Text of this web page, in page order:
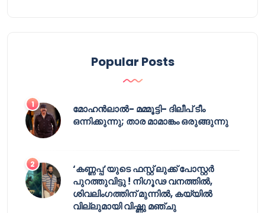
Popular Posts
മോഹൻലാൽ- മമ്മൂട്ടി- ദിലീപ് ടീം
ഒന്നിക്കുന്നു; താര മാമാങ്കം ഒരുങ്ങുന്നു
‘കണ്ണപ്പ’യുടെ ഫസ്റ്റ് ലുക്ക് പോസ്റ്റർ
പുറത്തുവിട്ടു ! നിഗൂഢ വനത്തിൽ,
ശിവലിംഗത്തിന് മുന്നിൽ, കയ്യിൽ
വില്ലുമായി വിഷ്ണു മഞ്ചു